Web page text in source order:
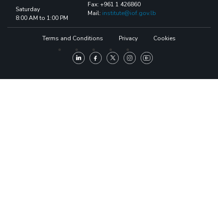
Saturday
8:00 AM to 1:00 PM
Fax: +961 1 426860
Mail: institute@iof.gov.lb
Terms and Conditions Privacy Cookies